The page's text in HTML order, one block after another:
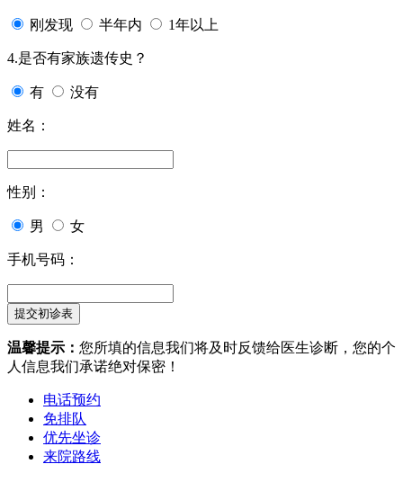
刚发现 半年内 1年以上
4.是否有家族遗传史？
有 没有
姓名：
性别：
男 女
手机号码：
温馨提示： 您所填的信息我们将及时反馈给医生诊断，您的个
人信息我们承诺绝对保密！
电话预约
免排队
优先坐诊
来院路线